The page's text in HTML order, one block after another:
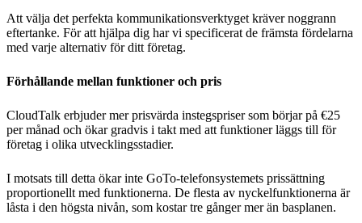
Att välja det perfekta kommunikationsverktyget kräver noggrann
eftertanke. För att hjälpa dig har vi specificerat de främsta fördelarna
med varje alternativ för ditt företag.
Förhållande mellan funktioner och pris
CloudTalk erbjuder mer prisvärda instegspriser som börjar på €25
per månad och ökar gradvis i takt med att funktioner läggs till för
företag i olika utvecklingsstadier.
I motsats till detta ökar inte GoTo-telefonsystemets prissättning
proportionellt med funktionerna. De flesta av nyckelfunktionerna är
låsta i den högsta nivån, som kostar tre gånger mer än basplanen.